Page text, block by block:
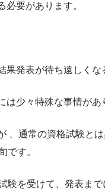
必要があります。
果発表が待ち遠しくな
は少々特殊な事情があ
、通常の資格試験とは
です。
験を受けて、発表まで